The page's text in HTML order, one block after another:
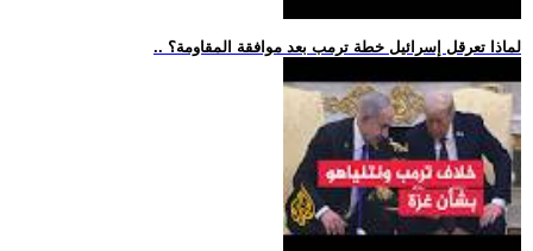
.. لماذا تعرقل إسرائيل خطة ترمب بعد موافقة المقاومة؟